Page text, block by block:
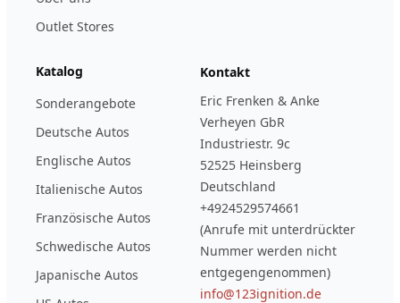
Outlet Stores
Katalog
Sonderangebote
Deutsche Autos
Englische Autos
Italienische Autos
Französische Autos
Schwedische Autos
Japanische Autos
Kontakt
Eric Frenken & Anke
Verheyen GbR
Industriestr. 9c
52525 Heinsberg
Deutschland
+4924529574661
(Anrufe mit unterdrückter
Nummer werden nicht
entgegengenommen)
info@123ignition.de